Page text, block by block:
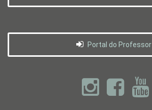
Portal do Professor